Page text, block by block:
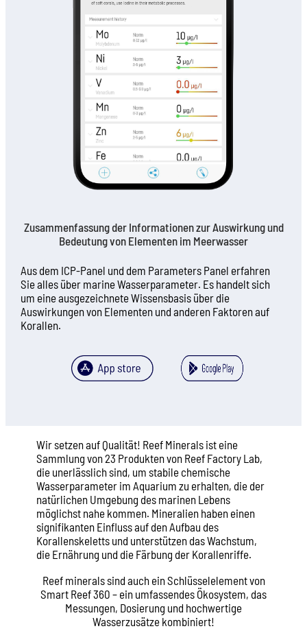
Zusammenfassung der Informationen zur Auswirkung und
Bedeutung von Elementen im Meerwasser
Aus dem ICP-Panel und dem Parameters Panel erfahren
Sie alles über marine Wasserparameter. Es handelt sich
um eine ausgezeichnete Wissensbasis über die
Auswirkungen von Elementen und anderen Faktoren auf
Korallen.
Wir setzen auf Qualität! Reef Minerals ist eine
Sammlung von 23 Produkten von Reef Factory Lab,
die unerlässlich sind, um stabile chemische
Wasserparameter im Aquarium zu erhalten, die der
natürlichen Umgebung des marinen Lebens
möglichst nahe kommen. Mineralien haben einen
signifikanten Einfluss auf den Aufbau des
Korallenskeletts und unterstützen das Wachstum,
die Ernährung und die Färbung der Korallenriffe.
Reef minerals sind auch ein Schlüsselelement von
Smart Reef 360 – ein umfassendes Ökosystem, das
Messungen, Dosierung und hochwertige
Wasserzusätze kombiniert!